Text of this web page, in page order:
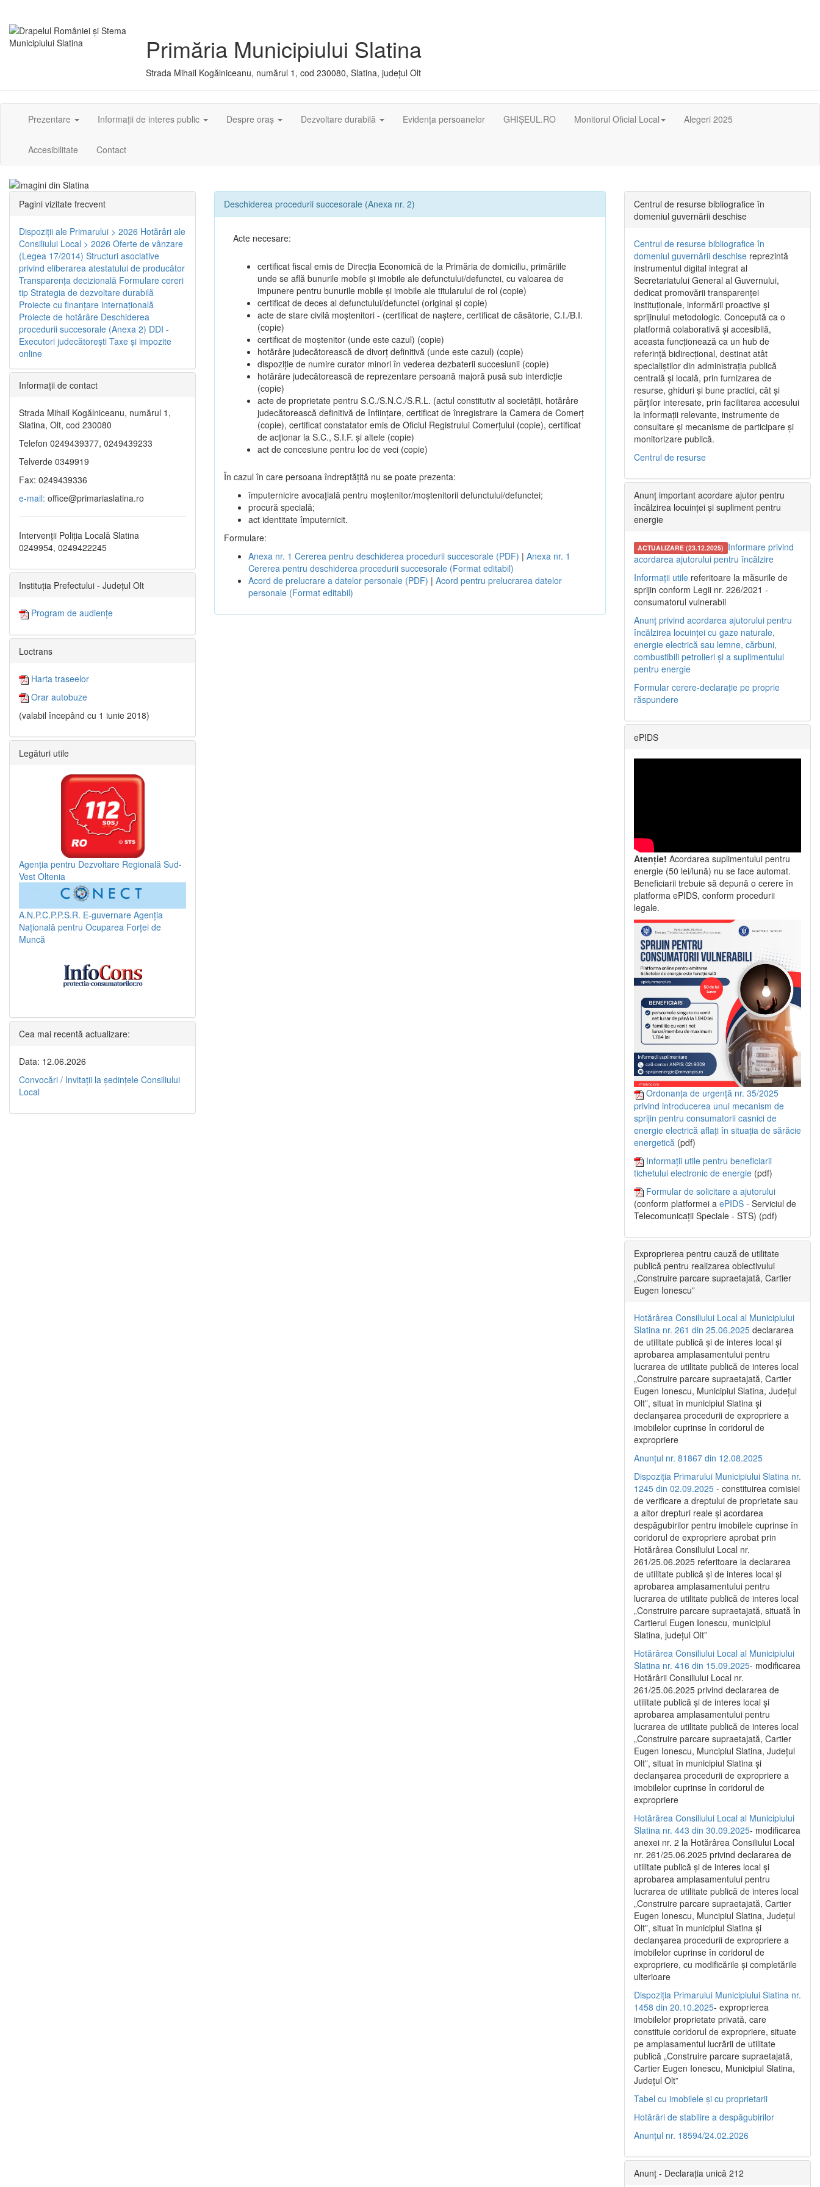
Primăria Municipiului Slatina
Strada Mihail Kogălniceanu, numărul 1, cod 230080, Slatina, județul Olt
Prezentare Informații de interes public Despre oraș Dezvoltare durabilă Evidența persoanelor GHIȘEUL.RO Monitorul Oficial Local Alegeri 2025
Accesibilitate Contact
Deschiderea procedurii succesorale (Anexa nr. 2)
Acte necesare:
certificat fiscal emis de Direcția Economică de la Primăria de domiciliu, primăriile
unde se află bunurile mobile și imobile ale defunctului/defunctei, cu valoarea de
impunere pentru bunurile mobile și imobile ale titularului de rol (copie)
certificat de deces al defunctului/defunctei (original și copie)
acte de stare civilă moștenitori - (certificat de naștere, certificat de căsătorie, C.I./B.I.
(copie)
certificat de moștenitor (unde este cazul) (copie)
hotărâre judecătorească de divorț definitivă (unde este cazul) (copie)
dispoziție de numire curator minori în vederea dezbaterii succesiunii (copie)
hotărâre judecătorească de reprezentare persoană majoră pusă sub interdicție
(copie)
acte de proprietate pentru S.C./S.N.C./S.R.L. (actul constitutiv al societății, hotărâre
judecătorească definitivă de înființare, certificat de înregistrare la Camera de Comerț
(copie), certificat constatator emis de Oficiul Registrului Comerțului (copie), certificat
de acționar la S.C., S.I.F. și altele (copie)
act de concesiune pentru loc de veci (copie)
În cazul în care persoana îndreptățită nu se poate prezenta:
împuternicire avocațială pentru moștenitor/moștenitorii defunctului/defunctei;
procură specială;
act identitate împuternicit.
Formulare:
Anexa nr. 1 Cererea pentru deschiderea procedurii succesorale (PDF) | Anexa nr. 1
Cererea pentru deschiderea procedurii succesorale (Format editabil)
Acord de prelucrare a datelor personale (PDF) | Acord pentru prelucrarea datelor
personale (Format editabil)
Pagini vizitate frecvent
Dispoziţii ale Primarului > 2026 Hotărâri ale
Consiliului Local > 2026 Oferte de vânzare
(Legea 17/2014) Structuri asociative
privind eliberarea atestatului de producător
Transparenţa decizională Formulare cereri
tip Strategia de dezvoltare durabilă
Proiecte cu finanţare internaţională
Proiecte de hotărâre Deschiderea
procedurii succesorale (Anexa 2) DDI -
Executori judecătorești Taxe şi impozite
online
Informaţii de contact
Strada Mihail Kogălniceanu, numărul 1,
Slatina, Olt, cod 230080
Telefon 0249439377, 0249439233
Telverde 0349919
Fax: 0249439336
e-mail: office@primariaslatina.ro
Intervenții Poliția Locală Slatina
0249954, 0249422245
Instituția Prefectului - Județul Olt
Program de audiențe
Loctrans
Harta traseelor
Orar autobuze
(valabil începând cu 1 iunie 2018)
Legături utile
Agenția pentru Dezvoltare Regională Sud-
Vest Oltenia
A.N.P.C.P.P.S.R. E-guvernare Agenția
Națională pentru Ocuparea Forței de
Muncă
Cea mai recentă actualizare:
Data: 12.06.2026
Convocări / Invitaţii la şedinţele Consiliului
Local
Centrul de resurse bibliografice în
domeniul guvernării deschise
Centrul de resurse bibliografice în
domeniul guvernării deschise reprezintă
instrumentul digital integrat al
Secretariatului General al Guvernului,
dedicat promovării transparenței
instituționale, informării proactive și
sprijinului metodologic. Concepută ca o
platformă colaborativă și accesibilă,
aceasta funcționează ca un hub de
referință bidirecțional, destinat atât
specialiștilor din administrația publică
centrală și locală, prin furnizarea de
resurse, ghiduri și bune practici, cât și
părților interesate, prin facilitarea accesului
la informații relevante, instrumente de
consultare și mecanisme de participare și
monitorizare publică.
Centrul de resurse
Anunț important acordare ajutor pentru
încălzirea locuinței și supliment pentru
energie
ACTUALIZARE (23.12.2025) Informare privind
acordarea ajutorului pentru încălzire
Informații utile referitoare la măsurile de
sprijin conform Legii nr. 226/2021 -
consumatorul vulnerabil
Anunț privind acordarea ajutorului pentru
încălzirea locuinței cu gaze naturale,
energie electrică sau lemne, cărbuni,
combustibili petrolieri și a suplimentului
pentru energie
Formular cerere-declarație pe proprie
răspundere
ePIDS
Atenție! Acordarea suplimentului pentru
energie (50 lei/lună) nu se face automat.
Beneficiarii trebuie să depună o cerere în
platforma ePIDS, conform procedurii
legale.
Ordonanța de urgență nr. 35/2025
privind introducerea unui mecanism de
sprijin pentru consumatorii casnici de
energie electrică aflați în situația de sărăcie
energetică (pdf)
Informații utile pentru beneficiarii
tichetului electronic de energie (pdf)
Formular de solicitare a ajutorului
(conform platformei a ePIDS - Serviciul de
Telecomunicații Speciale - STS) (pdf)
Exproprierea pentru cauză de utilitate
publică pentru realizarea obiectivului
„Construire parcare supraetajată, Cartier
Eugen Ionescu”
Hotărârea Consiliului Local al Municipiului
Slatina nr. 261 din 25.06.2025 declararea
de utilitate publică și de interes local și
aprobarea amplasamentului pentru
lucrarea de utilitate publică de interes local
„Construire parcare supraetajată, Cartier
Eugen Ionescu, Municipiul Slatina, Județul
Olt”, situat în municipiul Slatina și
declanșarea procedurii de expropriere a
imobilelor cuprinse în coridorul de
expropriere
Anunțul nr. 81867 din 12.08.2025
Dispoziția Primarului Municipiului Slatina nr.
1245 din 02.09.2025 - constituirea comisiei
de verificare a dreptului de proprietate sau
a altor drepturi reale și acordarea
despăgubirilor pentru imobilele cuprinse în
coridorul de expropriere aprobat prin
Hotărârea Consiliului Local nr.
261/25.06.2025 referitoare la declararea
de utilitate publică și de interes local și
aprobarea amplasamentului pentru
lucrarea de utilitate publică de interes local
„Construire parcare supraetajată, situată în
Cartierul Eugen Ionescu, municipiul
Slatina, județul Olt”
Hotărârea Consiliului Local al Municipiului
Slatina nr. 416 din 15.09.2025- modificarea
Hotărârii Consiliului Local nr.
261/25.06.2025 privind declararea de
utilitate publică și de interes local și
aprobarea amplasamentului pentru
lucrarea de utilitate publică de interes local
„Construire parcare supraetajată, Cartier
Eugen Ionescu, Muncipiul Slatina, Județul
Olt”, situat în municipiul Slatina și
declanșarea procedurii de expropriere a
imobilelor cuprinse în coridorul de
expropriere
Hotărârea Consiliului Local al Municipiului
Slatina nr. 443 din 30.09.2025- modificarea
anexei nr. 2 la Hotărârea Consiliului Local
nr. 261/25.06.2025 privind declararea de
utilitate publică şi de interes local şi
aprobarea amplasamentului pentru
lucrarea de utilitate publică de interes local
„Construire parcare supraetajată, Cartier
Eugen Ionescu, Muncipiul Slatina, Judeţul
Olt”, situat în municipiul Slatina şi
declanşarea procedurii de expropriere a
imobilelor cuprinse în coridorul de
expropriere, cu modificările şi completările
ulterioare
Dispoziția Primarului Municipiului Slatina nr.
1458 din 20.10.2025- exproprierea
imobilelor proprietate privată, care
constituie coridorul de expropriere, situate
pe amplasamentul lucrării de utilitate
publică „Construire parcare supraetajată,
Cartier Eugen Ionescu, Municipiul Slatina,
Județul Olt”
Tabel cu imobilele și cu proprietarii
Hotărâri de stabilire a despăgubirilor
Anunțul nr. 18594/24.02.2026
Anunț - Declarația unică 212